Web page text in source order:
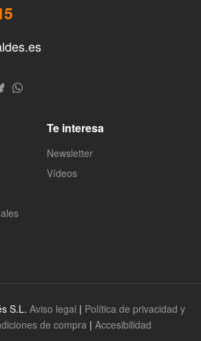
Te interesa
Newsletter
Vídeos
S.L. Aviso legal | Política de privacidad y
de compra | Accesibilidad